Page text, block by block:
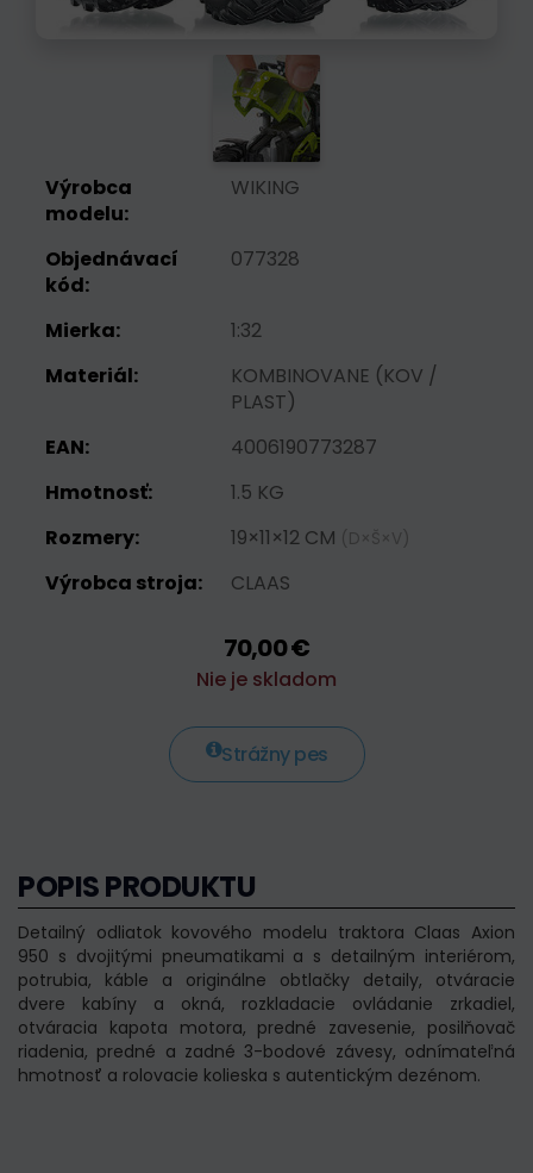
Výrobca
modelu:
WIKING
Objednávací
kód:
077328
Mierka:
1:32
Materiál:
KOMBINOVANE (KOV /
PLAST)
EAN:
4006190773287
Hmotnosť:
1.5 KG
Rozmery:
19×11×12 CM (D×Š×V)
Výrobca stroja: CLAAS
70,00 €
Nie je skladom
Strážny pes
POPIS PRODUKTU
Detailný odliatok kovového modelu traktora Claas Axion
950 s dvojitými pneumatikami a s detailným interiérom,
potrubia, káble a originálne obtlačky detaily, otváracie
dvere kabíny a okná, rozkladacie ovládanie zrkadiel,
otváracia kapota motora, predné zavesenie, posilňovač
riadenia, predné a zadné 3-bodové závesy, odnímateľná
hmotnosť a rolovacie kolieska s autentickým dezénom.